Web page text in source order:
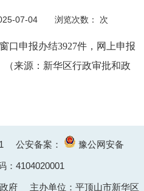
07-04 浏览次数： 次
口申报办结3927件，网上申报
（来源：新华区行政审批和政
公安备案： 豫公网安备
4104020001
府 主办单位：平顶山市新华区